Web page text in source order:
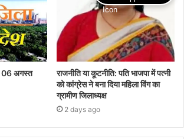
06 अगस्त
राजनीति या कूटनीति: पति भाजपा में पत्नी
को कांग्रेस ने बना दिया महिला विंग का
ग्रामीण जिलाध्यक्ष
2 days ago